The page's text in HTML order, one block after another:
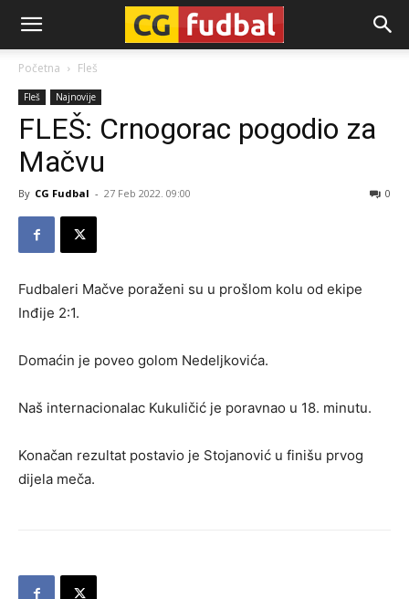
CG-
Fudbal
Početna Fleš
Fleš Najnovije
FLEŠ: Crnogorac pogodio za
Mačvu
By CG Fudbal - 27 Feb 2022. 09:00 0
Fudbaleri Mačve poraženi su u prošlom kolu od ekipe
Inđije 2:1.
Domaćin je poveo golom Nedeljkovića.
Naš internacionalac Kukuličić je poravnao u 18. minutu.
Konačan rezultat postavio je Stojanović u finišu prvog
dijela meča.